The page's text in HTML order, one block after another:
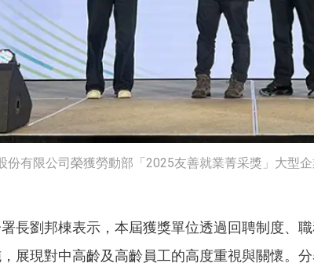
份有限公司榮獲勞動部「2025友善就業菁采獎」大型
長劉邦棟表示，本屆獲獎單位透過回聘制度、
展現對中高齡及高齡員工的高度重視與關懷。